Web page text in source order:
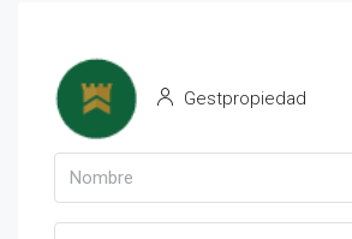
Gestpropiedad